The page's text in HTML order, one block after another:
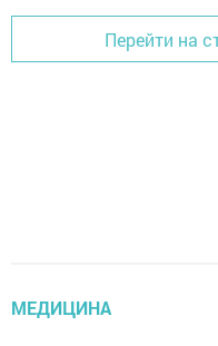
Перейти на
МЕДИЦИНА